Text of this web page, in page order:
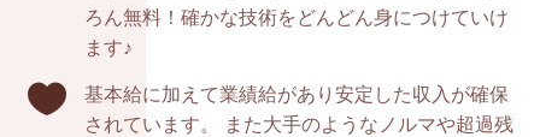
ろん無料！確かな技術をどんどん身につけていけ
ます♪

基本給に加えて業績給があり安定した収入が確保
されています。 また大手のようなノルマや超過残